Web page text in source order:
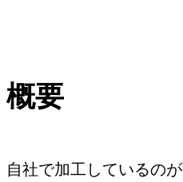
概要
自社で加工しているの